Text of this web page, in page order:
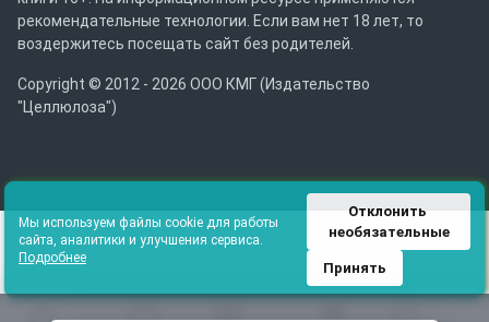
рекомендательные технологии. Если вам нет 18 лет, то
воздержитесь посещать сайт без родителей.
Copyright © 2012 - 2026 ООО КМГ (Издательство
"Целлюлоза")
Мы используем файлы cookie для работы
сайта, аналитики и улучшения сервиса.
Подробнее
Отклонить
необязательные
Принять